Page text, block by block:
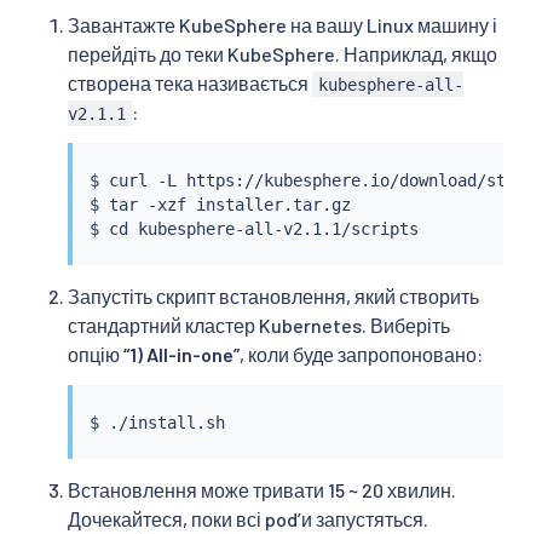
Завантажте KubeSphere на вашу Linux машину і
перейдіть до теки KubeSphere. Наприклад, якщо
створена тека називається
kubesphere-all-
v2.1.1 :
$ curl
-L https://kubesphere.io/download/
$ tar -xzf installer.tar.gz
$ cd
Запустіть скрипт встановлення, який створить
стандартний кластер Kubernetes. Виберіть
опцію“1) All-in-one”, коли буде запропоновано:
$ ./install.sh
Встановлення може тривати 15 ~ 20 хвилин.
Дочекайтеся, поки всі podʼи запустяться.